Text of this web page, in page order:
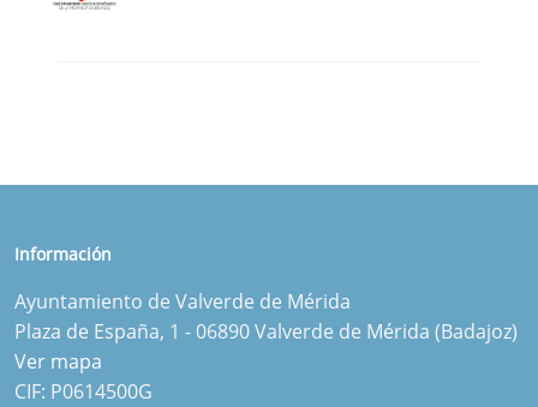
Información
Ayuntamiento de Valverde de Mérida
Plaza de España, 1 - 06890 Valverde de Mérida (Badajoz)
Ver mapa
CIF: P0614500G